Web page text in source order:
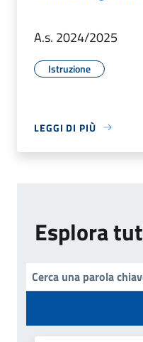
A.s. 2024/2025
Istruzione
LEGGI DI PIÙ
Esplora